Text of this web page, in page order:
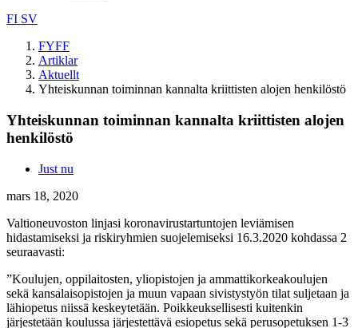
FI SV
FYFF
Artiklar
Aktuellt
Yhteiskunnan toiminnan kannalta kriittisten alojen henkilöstö
Yhteiskunnan toiminnan kannalta kriittisten alojen
henkilöstö
Just nu
mars 18, 2020
Valtioneuvoston linjasi koronavirustartuntojen leviämisen
hidastamiseksi ja riskiryhmien suojelemiseksi 16.3.2020 kohdassa 2
seuraavasti:
”Koulujen, oppilaitosten, yliopistojen ja ammattikorkeakoulujen
sekä kansalaisopistojen ja muun vapaan sivistystyön tilat suljetaan ja
lähiopetus niissä keskeytetään. Poikkeuksellisesti kuitenkin
järjestetään koulussa järjestettävä esiopetus sekä perusopetuksen 1-3